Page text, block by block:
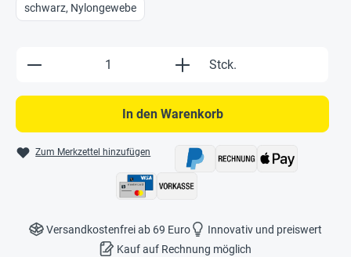
schwarz, Nylongewebe
Produkt Anzahl: Gib den gewünschten
Stck.
In den Warenkorb
Zum Merkzettel hinzufügen
Versandkostenfrei ab 69 Euro
Innovativ und preiswert
Kauf auf Rechnung möglich